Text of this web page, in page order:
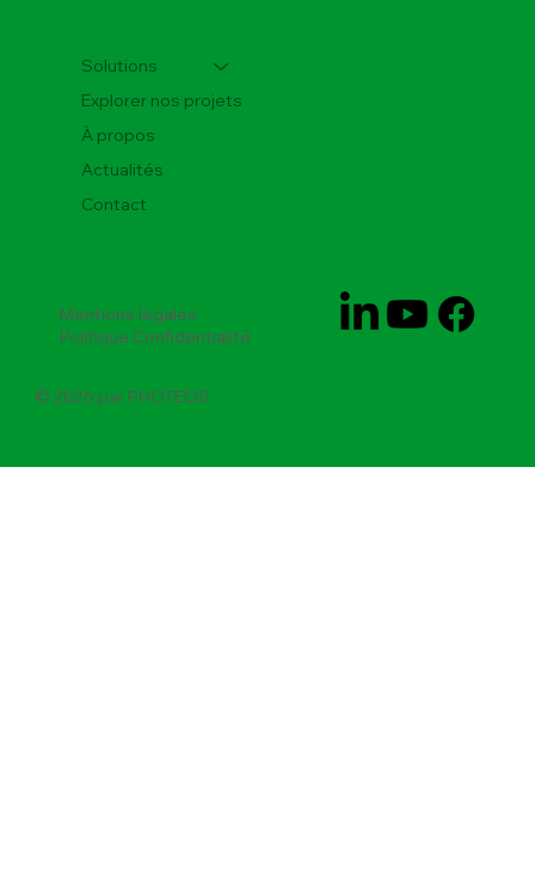
Solutions
Explorer nos projets
À propos
Actualités
Contact
Mentions légales
Politique Confidentialité
© 2026 par PHOTEOS